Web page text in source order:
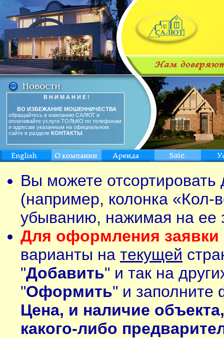
В Н И М А Н И Е !
ВО ИЗБЕЖАНИЕ МОШЕННИЧЕСТВА
обращайтесь в компанию САЛЮТ и
оплачивайте услуги ТОЛЬКО по телефонам
и адресам указанным на официальном
сайте в разделе КОНТАКТЫ
Вы можете
(например, колонка «Кол-
убыванию, нажимая на ее
Для оформления заявки
варианты на текущей
"Добавить" и так на
"Оформить" и заполните
Цена, и наличие
какого-либо